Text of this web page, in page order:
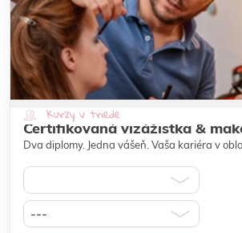
Kurzy v triede
Certifikovaná vizážistka &
Dva diplomy. Jedna vášeň. Vaša kariéra v